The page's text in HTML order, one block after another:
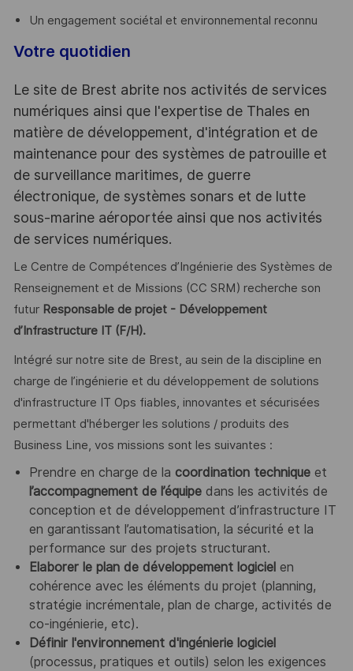
Un engagement sociétal et environnemental reconnu
Votre quotidien
Le site de Brest abrite nos activités de services
numériques ainsi que l'expertise de Thales en
matière de développement, d'intégration et de
maintenance pour des systèmes de patrouille et
de surveillance maritimes, de guerre
électronique, de systèmes sonars et de lutte
sous-marine aéroportée ainsi que nos activités
de services numériques.
Le Centre de Compétences d’Ingénierie des Systèmes de
Renseignement et de Missions (CC SRM) recherche son
futur Responsable de projet - Développement
d’Infrastructure IT (F/H).
Intégré sur notre site de Brest, au sein de la discipline en
charge de l’ingénierie et du développement de solutions
d'infrastructure IT Ops fiables, innovantes et sécurisées
permettant d'héberger les solutions / produits des
Business Line, vos missions sont les suivantes :
Prendre en charge de la coordination techniqueet
l’accompagnement de l’équipedans les activités de
conception et de développement d’infrastructure IT
en garantissant l’automatisation, la sécurité et la
performance sur des projets structurant.
Elaborer le plan de développement logiciel en
cohérence avec les éléments du projet (planning,
stratégie incrémentale, plan de charge, activités de
co-ingénierie, etc).
Définir l'environnement d'ingénierie logiciel
(processus, pratiques et outils) selon les exigences